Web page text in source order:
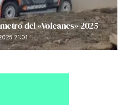
del «Volcanes» 2025
21:01